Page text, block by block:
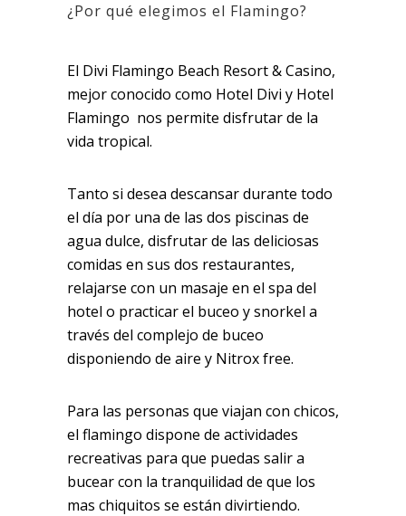
¿Por qué elegimos el Flamingo?
El Divi Flamingo Beach Resort & Casino,
mejor conocido como Hotel Divi y Hotel
Flamingo nos permite disfrutar de la
vida tropical.
Tanto si desea descansar durante todo
el día por una de las dos piscinas de
agua dulce, disfrutar de las deliciosas
comidas en sus dos restaurantes,
relajarse con un masaje en el spa del
hotel o practicar el buceo y snorkel a
través del complejo de buceo
disponiendo de aire y Nitrox free.
Para las personas que viajan con chicos,
el flamingo dispone de actividades
recreativas para que puedas salir a
bucear con la tranquilidad de que los
mas chiquitos se están divirtiendo.